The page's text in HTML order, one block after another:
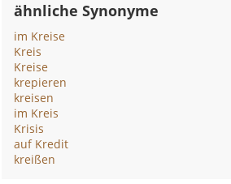
ähnliche Synonyme
im Kreise
Kreis
Kreise
krepieren
kreisen
im Kreis
Krisis
auf Kredit
kreißen